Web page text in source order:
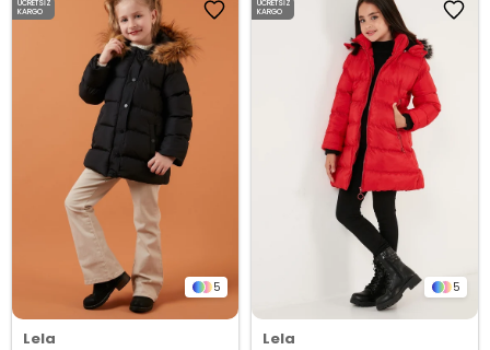
5
Lela
ÜCRETSIZ
KARGO
5
Lela
ÜCRETSIZ
KARGO